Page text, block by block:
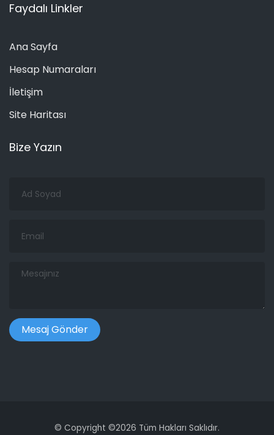
Faydalı Linkler
Ana Sayfa
Hesap Numaraları
İletişim
Site Haritası
Bize Yazın
Soyad
Mesajınız
© Copyright ©2026 Tüm Hakları Saklıdır.